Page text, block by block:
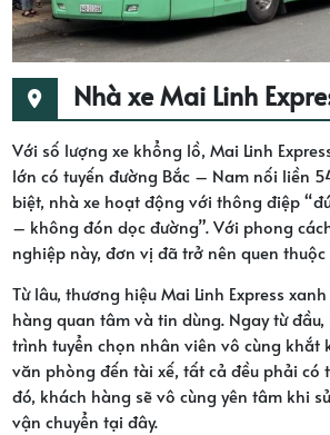
Nhà xe Mai Linh
Với số lượng xe khổng lồ, Mai Linh
lớn có tuyến đường Bắc – Nam nối liền
biệt, nhà xe hoạt động với thông điệp
– không đón dọc đường”. Với phong
nghiệp này, đơn vị đã trở nên quen
Từ lâu, thương hiệu Mai Linh Express
hàng quan tâm và tin dùng. Ngay từ
trình tuyển chọn nhân viên vô cùng khắt
văn phòng đến tài xế, tất cả đều phải có
đó, khách hàng sẽ vô cùng yên tâm khi
vận chuyển tại đây.